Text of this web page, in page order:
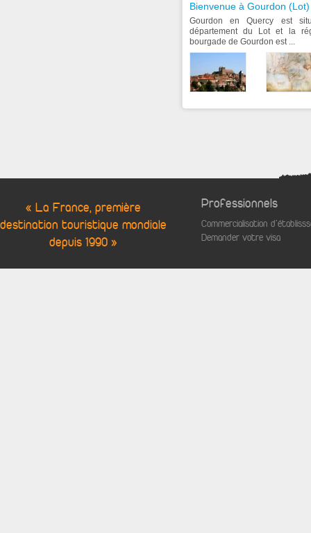
Bienvenue à Gourdon (Lot)
Gourdon en Quercy est
département du Lot et la
bourgade de Gourdon est ...
« La France, première
destination touristique mondiale
depuis 1990 »
Professionnels
Commercialisation
Demander votre visa